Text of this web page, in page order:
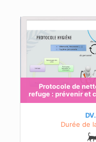
Protocole de
refuge : prévenir et
Durée de